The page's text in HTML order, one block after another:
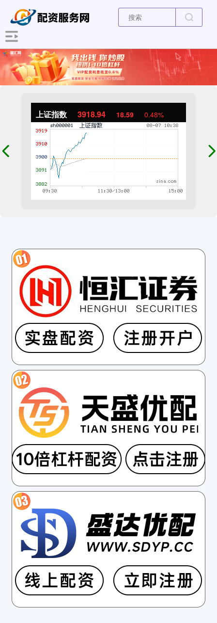
上证指数 3919.11 18.75 0.48%